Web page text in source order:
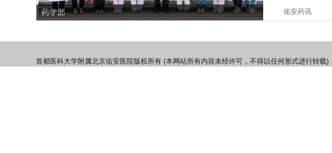
药学部
佑安药讯
首都医科大学附属北京佑安医院版权所有 (本网站所有内容未经许可，不得以任何形式进行转载)